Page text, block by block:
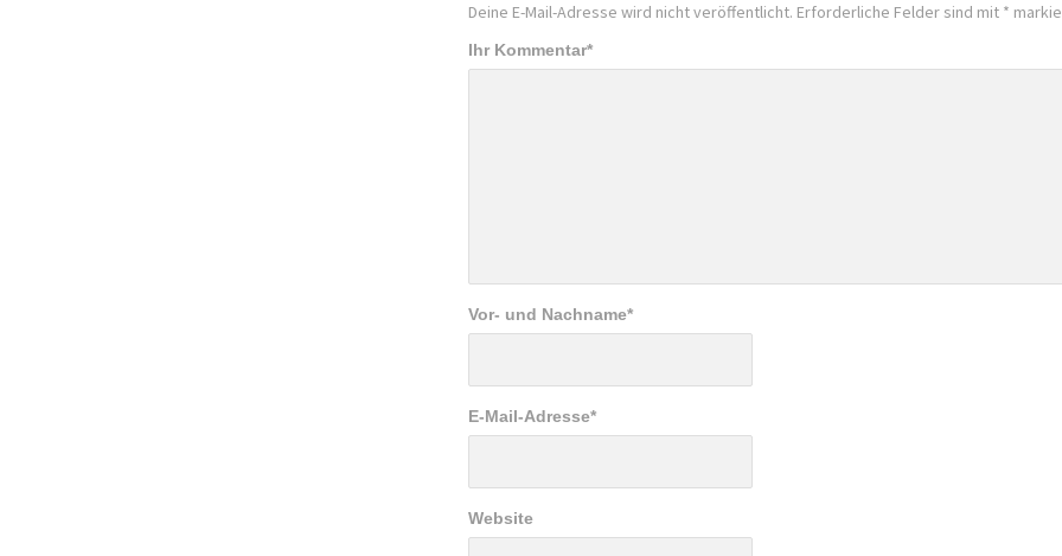
Deine E-Mail-Adresse wird nicht veröffentlicht. Erforderliche Felder sind mit *
Ihr Kommentar*
Vor- und Nachname*
E-Mail-Adresse*
Website